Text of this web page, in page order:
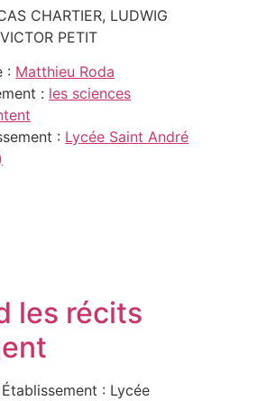
CHARTIER, LUDWIG
PETIT
: Matthieu Roda
: les sciences
: Lycée Saint André
les récits
Établissement : Lycée